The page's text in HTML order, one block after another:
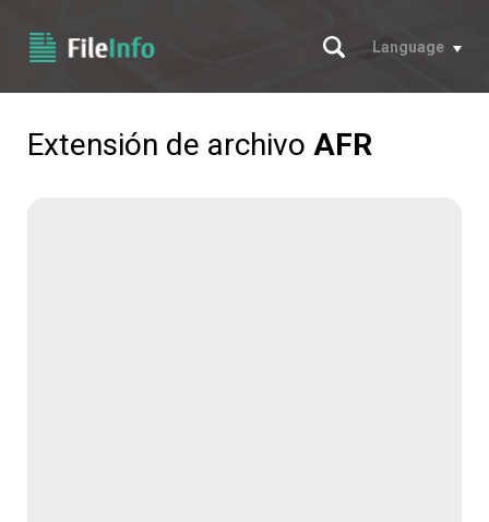
Buscar
Language
Extensión de archivo AFR